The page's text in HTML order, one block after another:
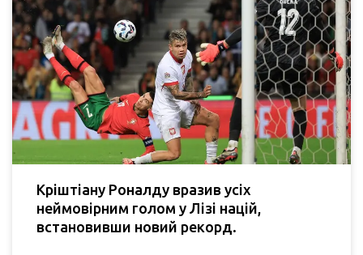
Кріштіану Роналду вразив усіх
неймовірним голом у Лізі націй,
встановивши новий рекорд.